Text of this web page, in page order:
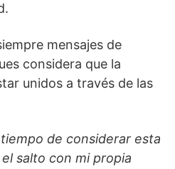
mensajes de
considera que la
unidos a través de las
de considerar esta
salto con mi propia